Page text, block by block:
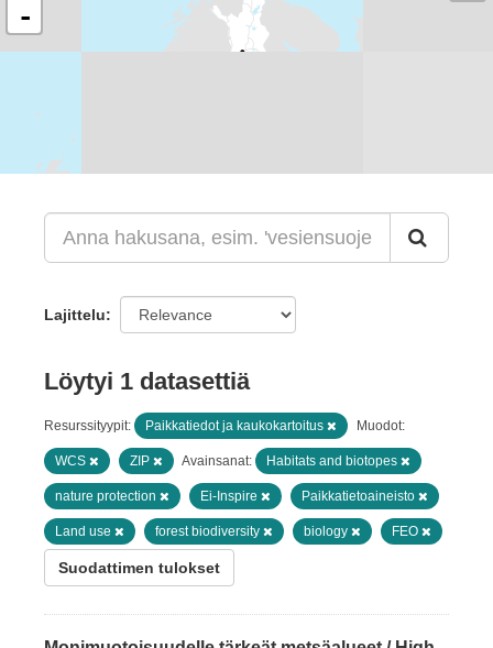
-
Lajittelu
Löytyi 1 datasettiä
Resurssityypit: Paikkatiedot ja kaukokartoitus Muodot:
WCS ZIP Avainsanat: Habitats and biotopes
nature protection Ei-Inspire Paikkatietoaineisto
Land use forest biodiversity biology FEO
Suodattimen tulokset